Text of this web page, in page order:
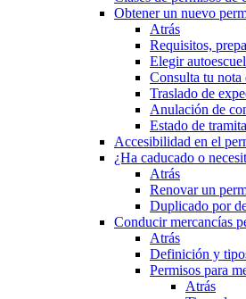
Obtener un nuevo
Atrás
Requisitos,
Elegir
Consulta tu nota
Traslado de
Anulación de
Estado de
Accesibilidad en el
¿Ha caducado o
Atrás
Renovar un
Duplicado por
Conducir mercancías
Atrás
Definición y
Permisos para
Atrás